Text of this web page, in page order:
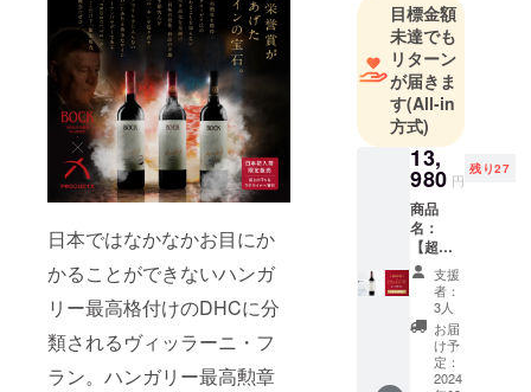
日本ではなかなかお目にか
かることができないハンガ
リー最高格付けのDHCに分
類されるヴィッラーニ・フ
ラン。ハンガリー最高勲章
目標金額
未達でも
リターン
が届きま
す(All-in
方式)
13,
980 円
残り27
商品
名：
【超超
早割・
30名限
定・
22%OF
F】ボッ
ク・シ
ラー
支援
者：
3人
お届
け予
定：
2024